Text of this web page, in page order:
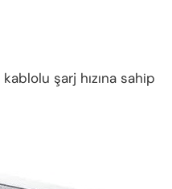
şarj hızına sahip